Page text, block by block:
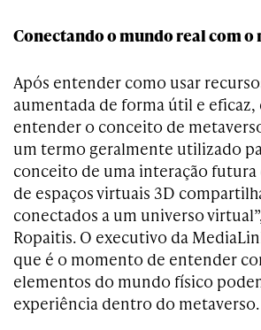
Conectando o mundo real com o
Após entender como usar
aumentada de forma útil e eficaz,
entender o conceito de
um termo geralmente utilizado
conceito de uma interação
de espaços virtuais 3D
conectados a um universo
Ropaitis. O executivo da
que é o momento de entender
elementos do mundo físico
experiência dentro do metaverso.